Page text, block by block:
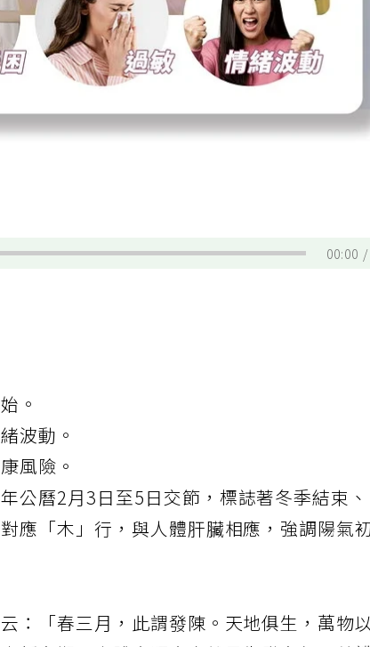
00:00
。
波動。
風險。
公曆2月3日至5日交節，標誌著冬季結束、
應「木」行，與人體肝臟相應，強調陽氣初
：「春三月，此謂發陳。天地俱生，萬物